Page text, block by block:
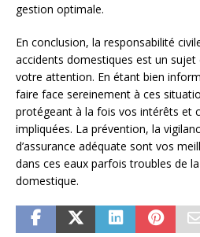
gestion optimale.
En conclusion, la responsabilité
accidents domestiques est un
votre attention. En étant bien
faire face sereinement à ces
protégeant à la fois vos intérêts et
impliquées. La prévention, la
d’assurance adéquate sont vos
dans ces eaux parfois troubles de
domestique.